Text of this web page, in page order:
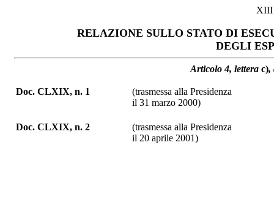
XIII
RELAZIONE SULLO STATO DI
DEGLI
Articolo 4, lettera c),
Doc. CLXIX, n. 1
(trasmessa alla Presidenza
il 31 marzo 2000)
Doc. CLXIX, n. 2
(trasmessa alla Presidenza
il 20 aprile 2001)